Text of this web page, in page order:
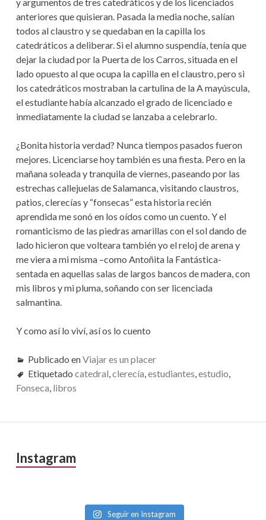
y argumentos de tres catedráticos y de los licenciados
anteriores que quisieran. Pasada la media noche, salían
todos al claustro y se quedaban en la capilla los
catedráticos a deliberar. Si el alumno suspendía, tenía que
dejar la ciudad por la Puerta de los Carros, situada en el
lado opuesto al que ocupa la capilla en el claustro, pero si
los catedráticos mostraban la cartulina de la A mayúscula,
el estudiante había alcanzado el grado de licenciado e
inmediatamente la ciudad se lanzaba a celebrarlo.
¿Bonita historia verdad? Nunca tiempos pasados fueron
mejores. Licenciarse hoy también es una fiesta. Pero en la
mañana soleada y tranquila de viernes, paseando por las
estrechas callejuelas de Salamanca, visitando claustros,
patios, clerecías y “fonsecas” esta historia recién
aprendida me sonó en los oídos como un cuento. Y el
romanticismo de las piedras amarillas con el sol dando de
lado hicieron que volteara también yo el reloj de arena y
me viera a mi misma –como Antoñita la Fantástica-
sentada en aquellas salas de largos bancos de madera, con
mis libros y mi pluma, soñando con ser licenciada
salmantina.
Y como así lo viví, así os lo cuento
Publicado enViajar es un placer
Etiquetado catedral,clerecía,estudiantes,estudio,
Fonseca, libros
Barra
Instagram
Seguir en Instagram